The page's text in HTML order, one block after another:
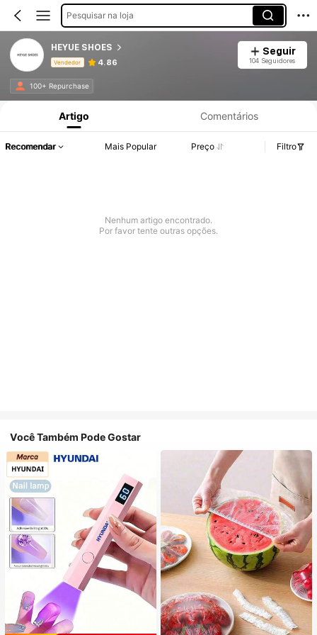
Pesquisar na loja
HEYUE SHOES
Vendedor 4.86
Seguir
104 Seguidores
100+ Repurchase
Informações do Produto: Divulgação de Preço, Vendas e Detalhes de Stock.
Artigo Comentários
Recomendar Mais Popular Preço Filtro
Nenhum artigo encontrado.
Por favor tente outras opções.
Você Também Pode Gostar